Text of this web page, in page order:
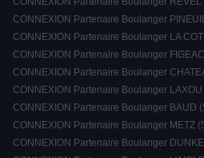
CONNEXION Partenaire Boulanger
CONNEXION Partenaire Boulanger LA
CONNEXION Partenaire Boulanger
CONNEXION Partenaire Boulanger
CONNEXION Partenaire Boulanger
CONNEXION Partenaire Boulanger BAUD
CONNEXION Partenaire Boulanger METZ
CONNEXION Partenaire Boulanger